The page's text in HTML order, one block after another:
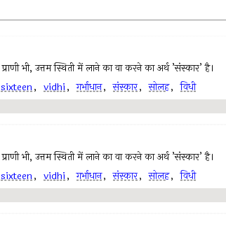
भी, उत्तम स्थिती में लाने का वा करने का अर्थ ’संस्कार’ है।
sixteen, vidhi, गर्भाधान, संस्कार, सोलह, विधी
भी, उत्तम स्थिती में लाने का वा करने का अर्थ ’संस्कार’ है।
sixteen, vidhi, गर्भाधान, संस्कार, सोलह, विधी